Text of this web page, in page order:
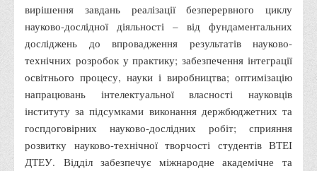
Антикорупційні заходи
Як розпізнати глорифікацію збройної агресії РФ проти
України та протистояти їй?
Правила безпеки під час війни
Соціальна реклама
Правила поведінки у разі виявлення вибухонебезпечних
предметів
вирішення завдань реалізації безперервного циклу
науково-дослідної діяльності – від фундаментальних
досліджень до впровадження результатів науково-
технічних розробок у практику; забезпечення інтеграції
освітнього процесу, науки і виробництва; оптимізацію
напрацювань інтелектуальної власності науковців
інституту за підсумками виконання держбюджетних та
госпдоговірних науково-дослідних робіт; сприяння
розвитку науково-технічної творчості студентів ВТЕІ
ДТЕУ. Відділ забезпечує міжнародне академічне та